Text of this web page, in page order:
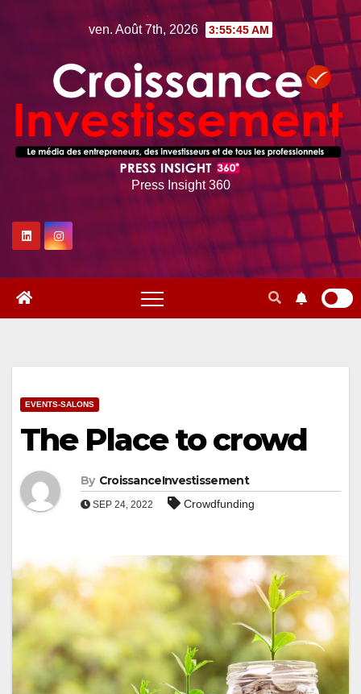
ven. Août 7th, 2026 3:55:46 AM
Press Insight 360
EVENTS-SALONS
The Place to crowd
By CroissanceInvestissement
SEP 24, 2022 Crowdfunding